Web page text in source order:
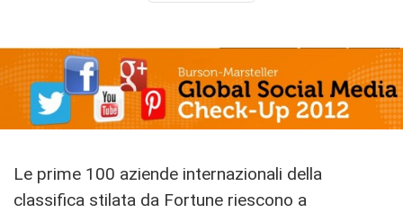
Le prime 100 aziende internazionali della
classifica stilata da Fortune riescono a